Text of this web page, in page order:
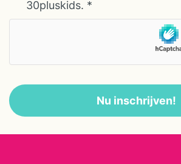
verzorgen 5 x per week
d’hôtes, ze halen iedere
vers brood bij de bakker
verzorgen vers geperste
sinaasappelsap. Op veler
verzoek, is de hele zomer
professionele masseuse
er weer. Je bent
30pluskids. *
Nu inschrijven!